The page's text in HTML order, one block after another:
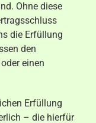
Ohne diese
die Erfüllung
den
einen
Erfüllung
– die hierfür